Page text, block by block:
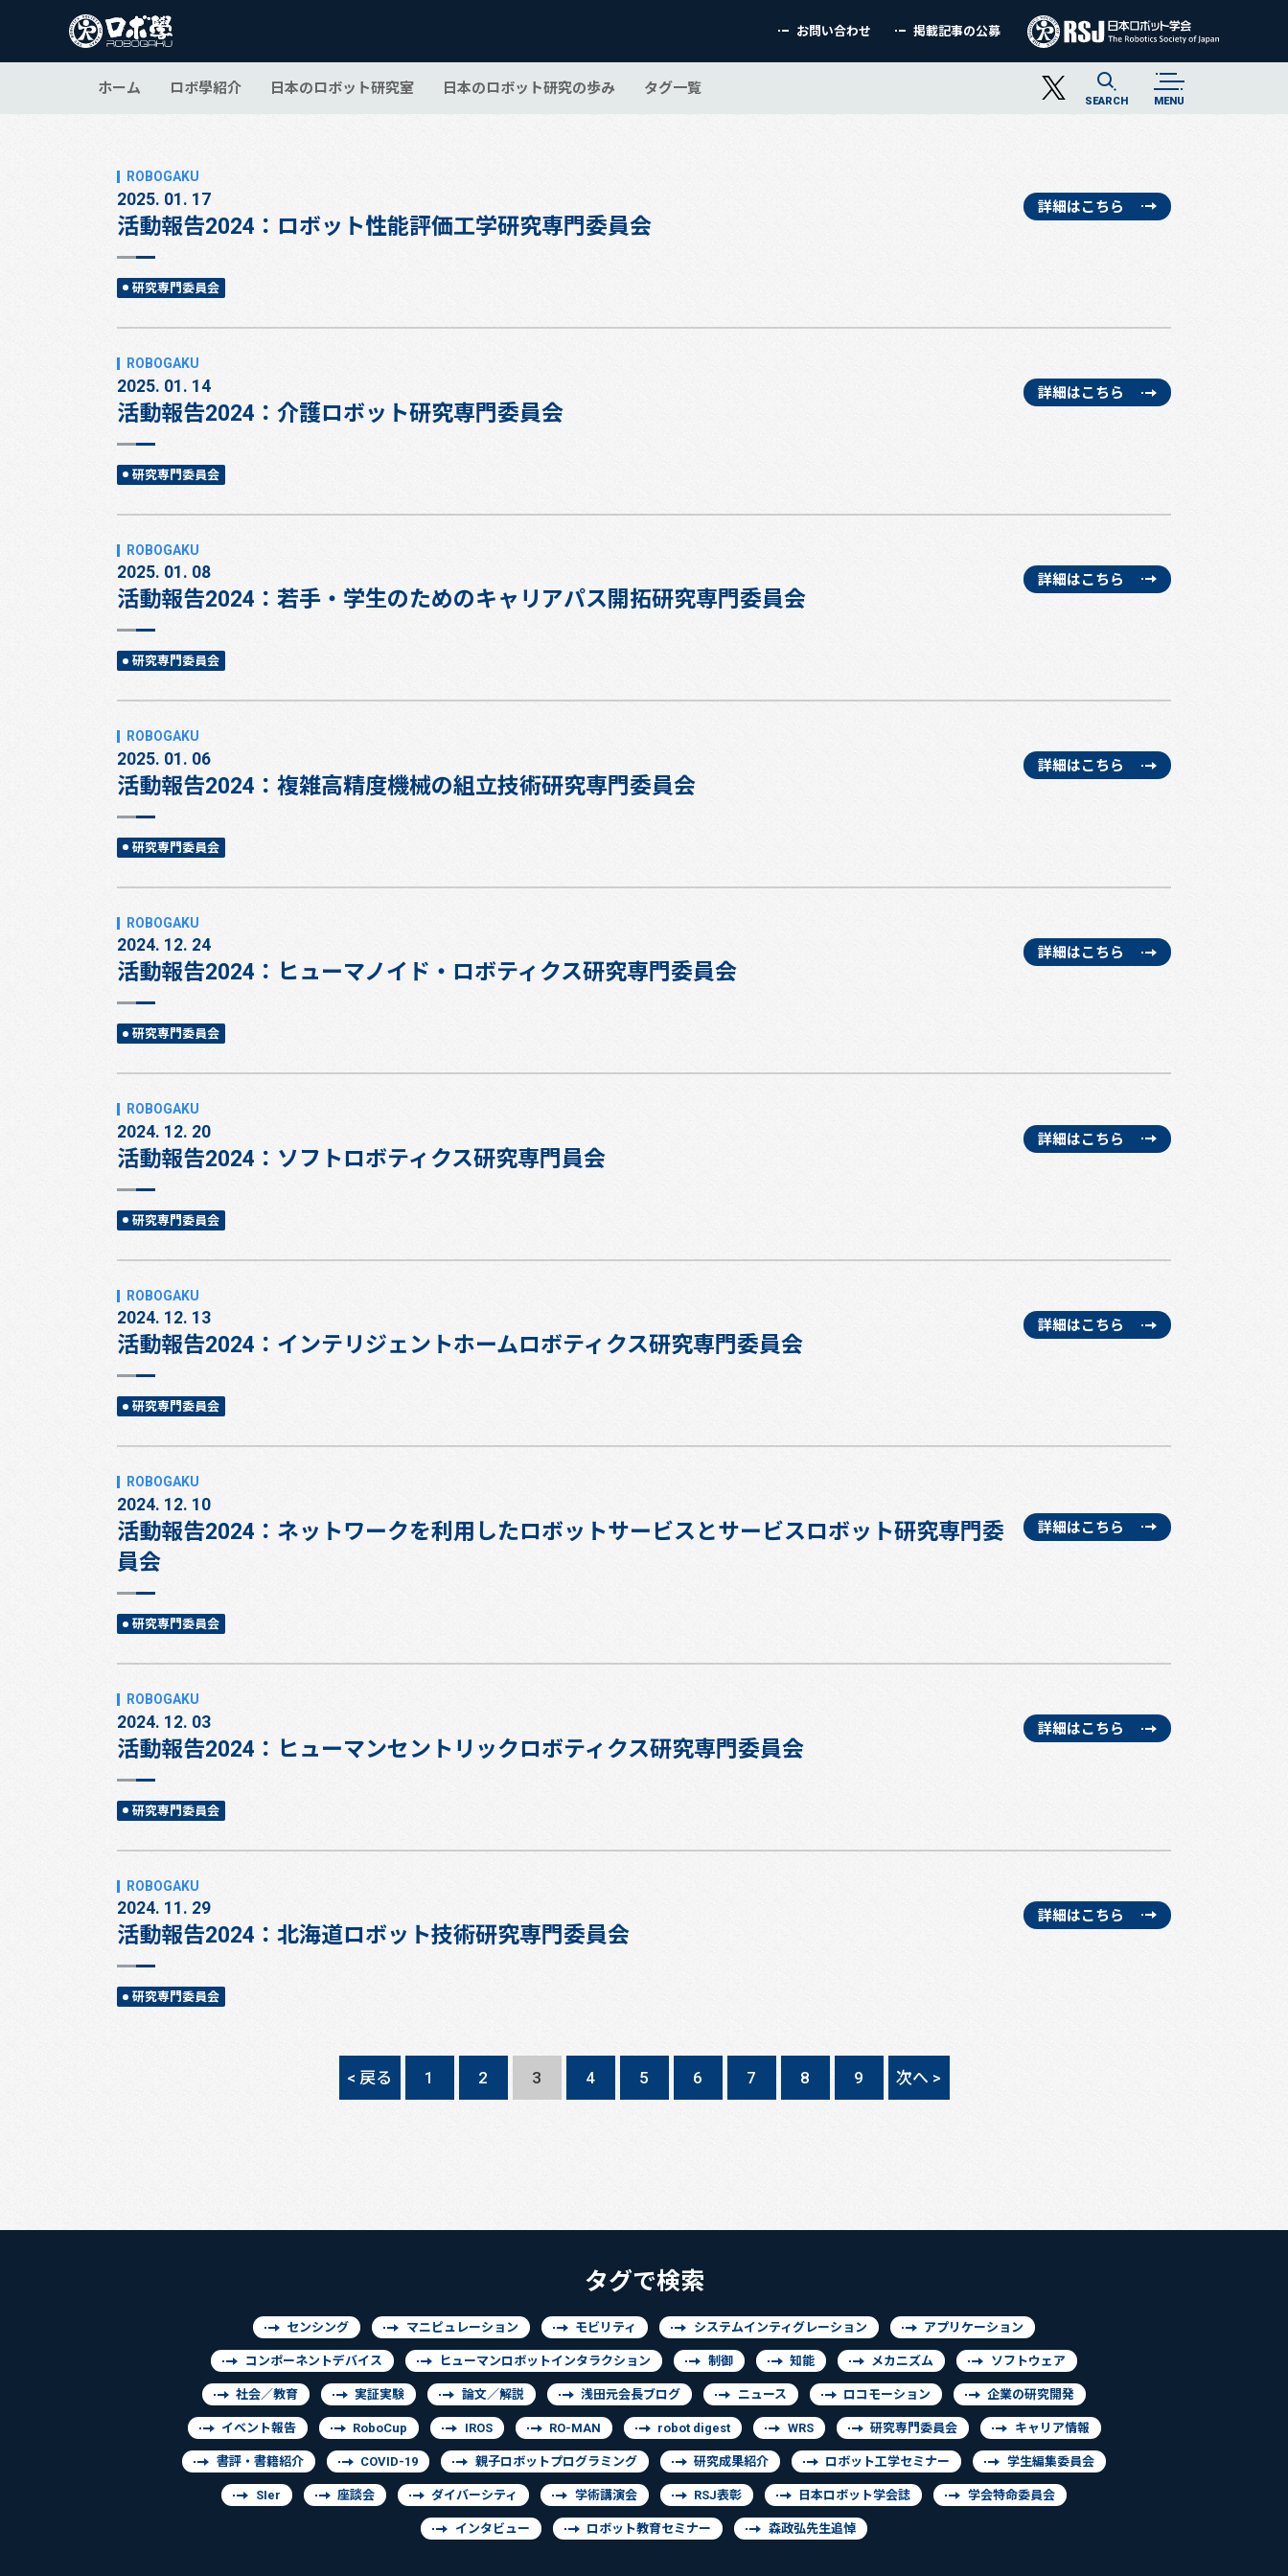
お問い合わせ 掲載記事の公募
ホーム ロボ學紹介 日本のロボット研究室 日本のロボット研究の歩み タグ一覧
SEARCH MENU
2025. 01. 17
活動報告2024：ロボット性能評価工学研究専門委員会
詳細はこちら
研究専門委員会
2025. 01. 14
活動報告2024：介護ロボット研究専門委員会
詳細はこちら
研究専門委員会
2025. 01. 08
活動報告2024：若手・学生のためのキャリアパス開拓研究専門委員会
詳細はこちら
研究専門委員会
2025. 01. 06
活動報告2024：複雑高精度機械の組立技術研究専門委員会
詳細はこちら
研究専門委員会
2024. 12. 24
活動報告2024：ヒューマノイド・ロボティクス研究専門委員会
詳細はこちら
研究専門委員会
2024. 12. 20
活動報告2024：ソフトロボティクス研究専門員会
詳細はこちら
研究専門委員会
2024. 12. 13
活動報告2024：インテリジェントホームロボティクス研究専門委員会
詳細はこちら
研究専門委員会
2024. 12. 10
活動報告2024：ネットワークを利用したロボットサービスとサービスロボット研究専門委
員会
詳細はこちら
研究専門委員会
2024. 12. 03
活動報告2024：ヒューマンセントリックロボティクス研究専門委員会
詳細はこちら
研究専門委員会
2024. 11. 29
活動報告2024：北海道ロボット技術研究専門委員会
詳細はこちら
研究専門委員会
< 戻る 1 2 3 4 5 6 7 8 9 次へ >
タグで検索
センシング マニピュレーション モビリティ システムインティグレーション アプリケーション
コンポーネントデバイス ヒューマンロボットインタラクション 制御 知能 メカニズム ソフトウェア
社会／教育 実証実験 論文／解説 浅田元会長ブログ ニュース ロコモーション 企業の研究開発
イベント報告 RoboCup IROS RO-MAN robot digest WRS 研究専門委員会 キャリア情報
書評・書籍紹介 COVID-19 親子ロボットプログラミング 研究成果紹介 ロボット工学セミナー 学生編集委員会
SIer 座談会 ダイバーシティ 学術講演会 RSJ表彰 日本ロボット学会誌 学会特命委員会
インタビュー ロボット教育セミナー 森政弘先生追悼